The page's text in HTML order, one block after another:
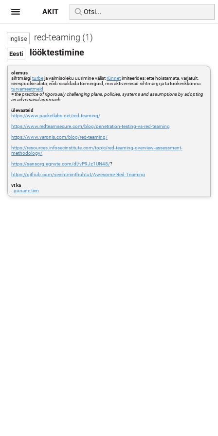
red-teaming (1)
lööktestimine
olemus
sihtmärgiturbeja valmisoleku uurimine välistrünnetimiteerides: ette hoiatamata, varjatult,
seespoolse abita; võib sisaldada toiminguid, mis aktiveerivad sihtmärgi ja ta töökeskkonna
turvameetmeid
=the practice of rigorously challenging plans, policies, systems and assumptions by adopting
an adversarial approach
ülevaateid
https://www.packetlabs.net/red-teaming/
https://www.redteamsecure.com/blog/penetration-testing-vs-red-teaming
https://www.varonis.com/blog/red-teaming/
https://resources.infosecinstitute.com/topic/red-teaming-overview-assessment-
methodology/
https://sansorg.egnyte.com/dl/vP9Jz1UN48/?
https://github.com/yeyintminthuhtut/Awesome-Red-Teaming
vt ka
-punane tiim
AKIT